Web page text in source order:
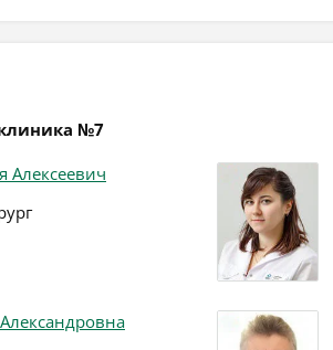
№7
Алексеевич